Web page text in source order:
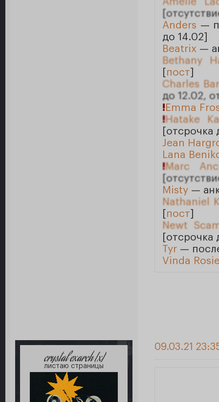
Anders —
до 14.02]
Beatrix —
Bethany
[пост]
Charles
до 12.02,
!Emma
!Hatake
[отсрочка
Jean
Lana
!Marc
Misty —
Nathaniel
[пост]
Newt
[отсрочка
Tyr —
Vinda
crystal exarch [x]
листаю страницы
09.03.21